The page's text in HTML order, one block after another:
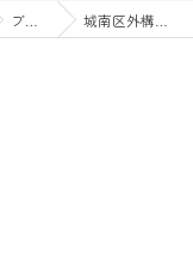
ブログ 城南区外構工事